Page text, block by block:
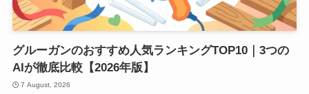
グルーガンのおすすめ人気ランキングTOP10｜3つの
AIが徹底比較【2026年版】
7 August, 2026